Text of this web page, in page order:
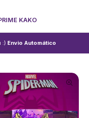
KAKO
:) Envio Automático